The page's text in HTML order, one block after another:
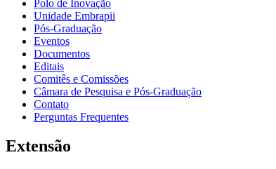
Polo de Inovação
Unidade Embrapii
Pós-Graduação
Eventos
Documentos
Editais
Comitês e Comissões
Câmara de Pesquisa e Pós-Graduação
Contato
Perguntas Frequentes
Extensão